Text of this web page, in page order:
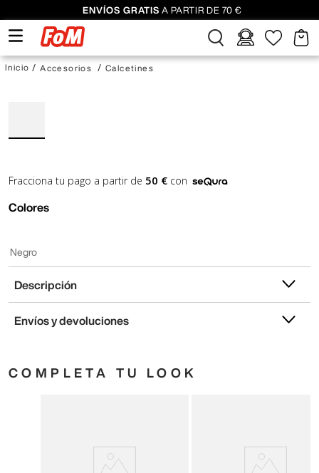
ENVÍOS GRATIS A PARTIR DE 70 €
Accesorios Calcetines
Fracciona tu pago a partir de 50 € con
Colores
Negro
Descripción
Envíos y devoluciones
COMPLETA TU LOOK